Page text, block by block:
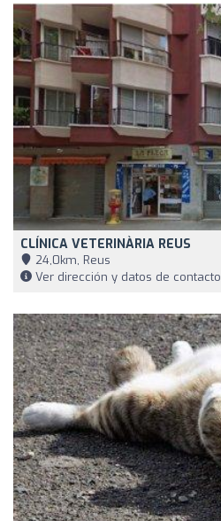
CLÍNICA VETERINÀRIA REUS
24,0km, Reus
Ver dirección y datos de contacto